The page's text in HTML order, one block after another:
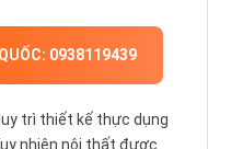
0938119439
trì thiết kế thực dụng
nhiên nội thất được